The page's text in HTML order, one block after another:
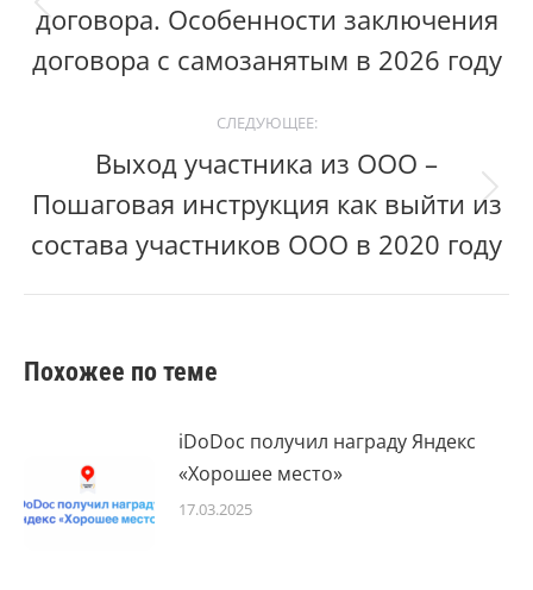
Previous
договора. Особенности заключения
договора с самозанятым в 2026 году
СЛЕДУЮЩЕЕ:
Следующий
пост:
Выход участника из ООО –
Пошаговая инструкция как выйти из
состава участников ООО в 2020 году
Похожее по теме
iDoDoc получил награду Яндекс
«Хорошее место»
17.03.2025